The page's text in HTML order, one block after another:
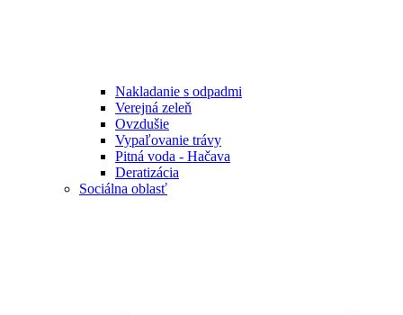
Nakladanie s odpadmi
Verejná zeleň
Ovzdušie
Vypaľovanie trávy
Pitná voda - Hačava
Deratizácia
Sociálna oblasť